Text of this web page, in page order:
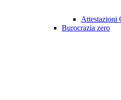
Attestazioni
Burocrazia zero